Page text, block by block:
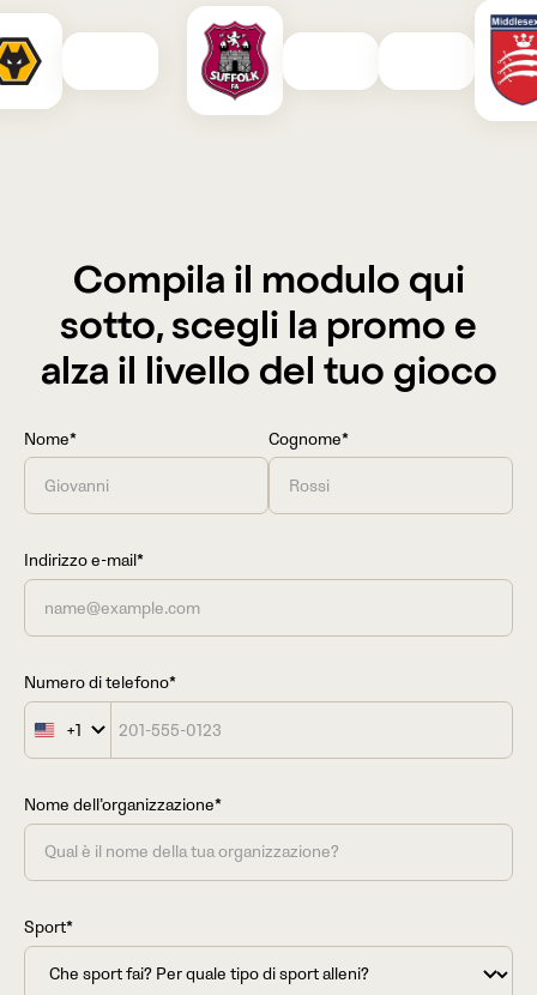
Compila il modulo qui
sotto, scegli la promo e
alza il livello del tuo gioco
Nome* Cognome*
Indirizzo e-mail*
Numero di telefono*
United
States
+1
Nome dell’organizzazione*
Sport*